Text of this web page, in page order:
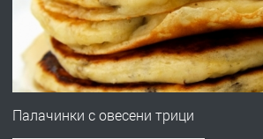
ПРЕДЛАГА
ПРОСТОРЕН
КУБА
Палачинки с овесени трици